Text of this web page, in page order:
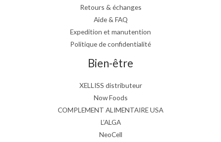
Retours & échanges
Aide & FAQ
Expedition et manutention
Politique de confidentialité
Bien-être
XELLISS distributeur
Now Foods
COMPLEMENT ALIMENTAIRE USA
L’ALGA
NeoCell